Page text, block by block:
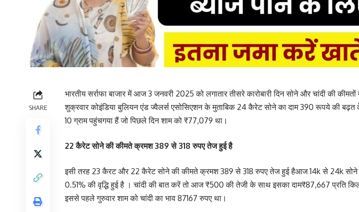
SHARE
भारतीय सर्राफा बाजार में आज 3 जनवरी 2025 को लगातार तीसरे कारोबारी दिन सोने और चांदी की
शुक्रवार कोइंडिया बुलियन एंड ज्वैलर्स एसोसिएशन के मुताबिक 24 कैरेट सोने का दाम 390 रूपये की
10 ग्राम पहुंचगया हैं जो पिछले दिन शाम को ₹77,079 था।
22 कैरेट सोने की कीमते क्रमश 389 से 318 रुपए तेज हुई है
इसी तरह 23 कैरट और 22 कैरेट सोने की कीमते क्रमश 389 से 318 रुपए तेज हुई हैआज 14k से 24k सोने
0.51% की वृद्धि हुई है । चांदी की बात करें तो आज ₹500 की तेजी के साथ इसका दाम₹87,667 प्रति
इससे पहले गुरुवार शाम को चांदी का भाव 87167 रुपए था।